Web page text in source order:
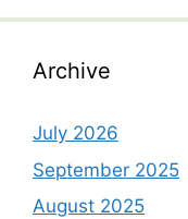
Archive
July 2026
September 2025
August 2025